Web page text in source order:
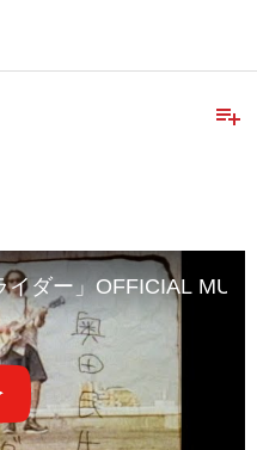
playlist_add
ダー」OFFICIAL